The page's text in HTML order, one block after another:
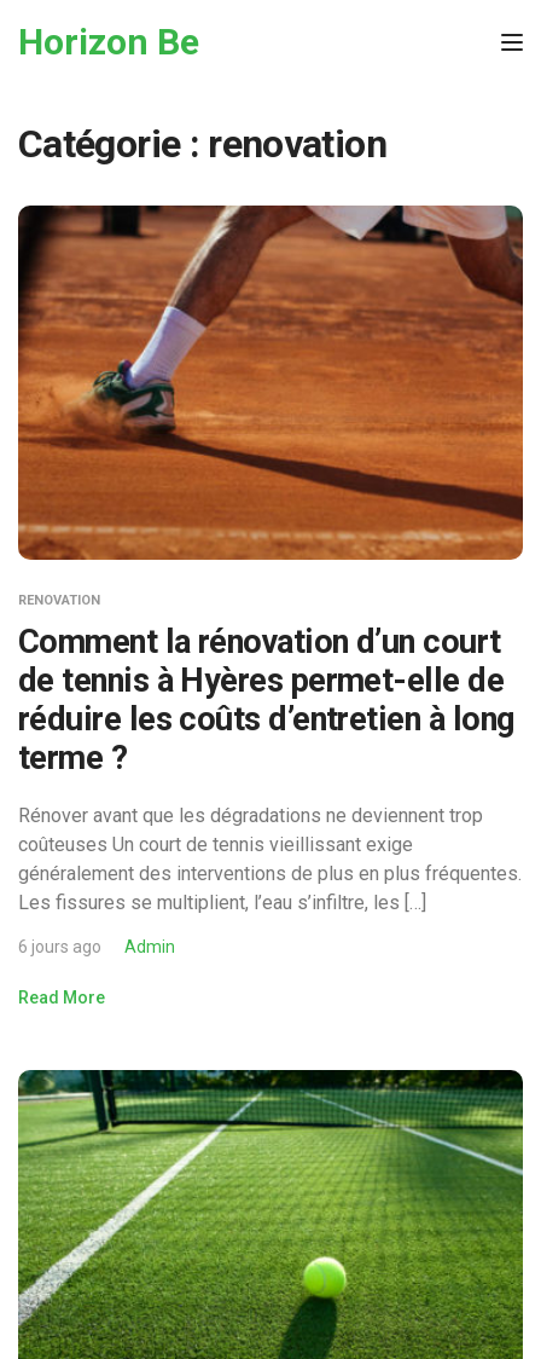
Horizon Be
Catégorie : renovation
RENOVATION
Comment la rénovation d’un court
de tennis à Hyères permet-elle de
réduire les coûts d’entretien à long
terme ?
Rénover avant que les dégradations ne deviennent trop
coûteuses Un court de tennis vieillissant exige
généralement des interventions de plus en plus fréquentes.
Les fissures se multiplient, l’eau s’infiltre, les […]
6 jours ago Admin
Read More